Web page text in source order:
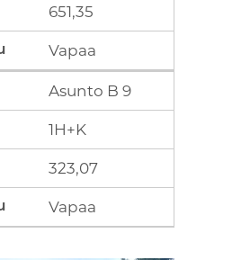
651,35
Vapaa
Asunto B 9
1H+K
323,07
Vapaa